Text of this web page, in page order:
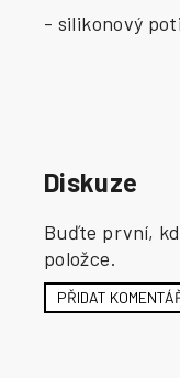
- silikonový
Diskuze
Buďte první,
položce.
PŘIDAT